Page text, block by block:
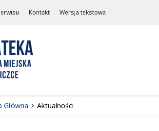
Kontakt Wersja tekstowa
Główna Aktualności